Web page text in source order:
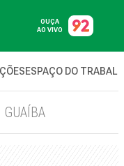
OUÇA
AO VIVO
ESPAÇO DO
GUAÍBA